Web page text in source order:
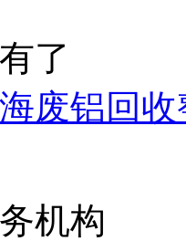
了
海废铝回
机构